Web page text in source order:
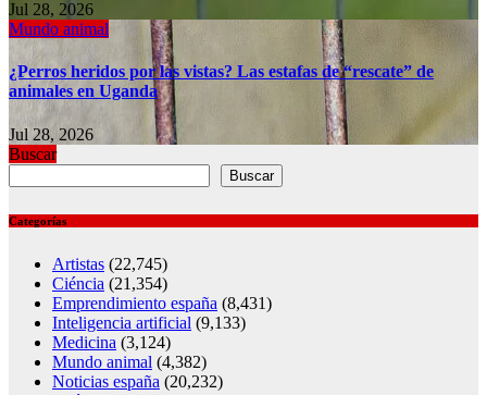
Jul 28, 2026
Mundo animal
¿Perros heridos por las vistas? Las estafas de “rescate” de
animales en Uganda
Jul 28, 2026
Buscar
Buscar
Categorías
Artistas (22,745)
Ciéncia (21,354)
Emprendimiento españa (8,431)
Inteligencia artificial (9,133)
Medicina (3,124)
Mundo animal (4,382)
Noticias españa (20,232)